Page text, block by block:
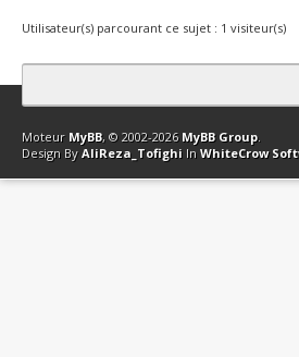
Utilisateur(s) parcourant ce sujet : 1 visiteur(s)
Contact Club Affiliation Retourner en
Moteur MyBB, © 2002-2026 MyBB Group.
Design By AliReza_Tofighi In WhiteCrow